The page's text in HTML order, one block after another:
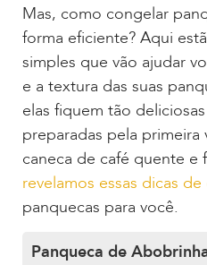
Mas, como congelar
forma eficiente? Aqui
simples que vão ajudar
e a textura das suas
elas fiquem tão
preparadas pela
caneca de café quente
revelamos essas dicas
panquecas para você.
Panqueca de